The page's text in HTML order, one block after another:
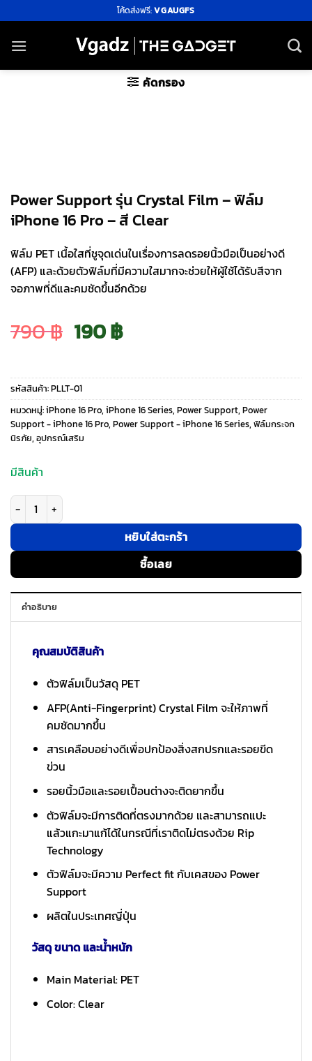
ไป
ยัง
โค้ดส่งฟรี:VGAUGFS
คัดกรอง
Power Support รุ่น Crystal Film – ฟิล์ม
iPhone 16 Pro – สี Clear
ฟิล์ม PET เนื้อใสที่ชูจุดเด่นในเรื่องการลดรอยนิ้วมือเป็นอย่างดี
(AFP) และด้วยตัวฟิล์มที่มีความใสมากจะช่วยให้ผู้ใช้ได้รับสีจาก
จอภาพที่ดีและคมชัดขึ้นอีกด้วย
790฿ Original
price
was:
790 ฿.
190฿Current
price
is:
รหัสสินค้า:PLLT-01
หมวดหมู่:iPhone 16 Pro, iPhone 16 Series, Power Support, Power
Support - iPhone 16 Pro, Power Support - iPhone 16 Series, ฟิล์มกระจก
นิรภัย, อุปกรณ์เสริม
มีสินค้า
จำนวน Power Support รุ่น Crystal Film - ฟิล์ม iPhone 16 Pro - สี Clear ชิ้น
หยิบใส่ตะกร้า
ซื้อเลย
คำอธิบาย
คุณสมบัติสินค้า
ตัวฟิล์มเป็นวัสดุ PET
AFP(Anti-Fingerprint) Crystal Film จะให้ภาพที่
คมชัดมากขึ้น
สารเคลือบอย่างดีเพื่อปกป้องสิ่งสกปรกและรอยขีด
ข่วน
รอยนิ้วมือและรอยเปื้อนต่างจะติดยากขึ้น
ตัวฟิล์มจะมีการติดที่ตรงมากด้วย และสามารถแปะ
แล้วแกะมาแก้ได้ในกรณีที่เราติดไม่ตรงด้วย Rip
Technology
ตัวฟิล์มจะมีความ Perfect fit กับเคสของ Power
Support
ผลิตในประเทศญี่ปุ่น
วัสดุ ขนาด และน้ำหนัก
Main Material: PET
Color: Clear